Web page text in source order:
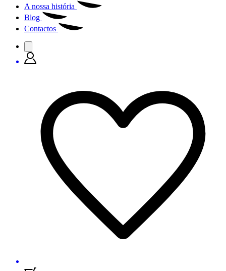
A nossa história
Blog
Contactos